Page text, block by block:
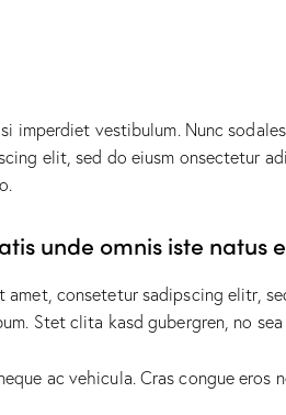
imperdiet vestibulum. Nunc
elit, sed do eiusm onsectetur
unde omnis iste natus
amet, consetetur sadipscing elitr,
Stet clita kasd gubergren, no
ac vehicula. Cras congue